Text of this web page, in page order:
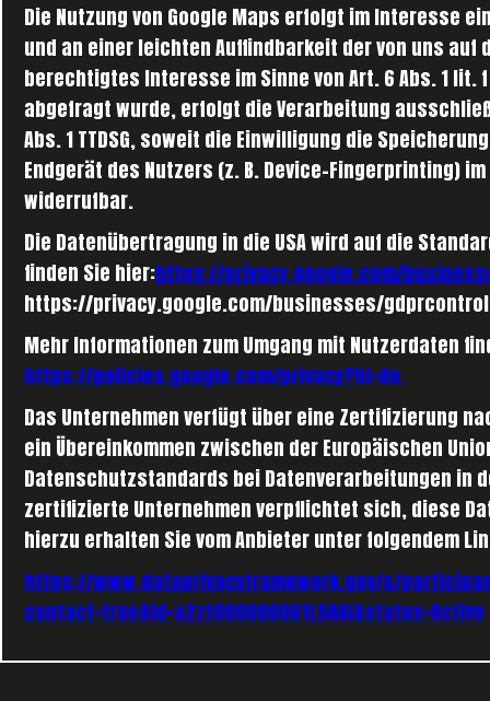
Die Nutzung von Google Maps erfolgt im Interesse
und an einer leichten Auffindbarkeit der von uns
berechtigtes Interesse im Sinne von Art. 6 Abs. 1 lit.
abgefragt wurde, erfolgt die Verarbeitung
Abs. 1 TTDSG, soweit die Einwilligung die
Endgerät des Nutzers (z. B. Device-Fingerprinting)
widerrufbar.
Die Datenübertragung in die USA wird auf die
finden Sie hier:https://privacy.google.com/
https://privacy.google.com/businesses/
Mehr Informationen zum Umgang mit Nutzerdaten
https://policies.google.com/privacy?hl=de.
Das Unternehmen verfügt über eine Zertifizierung
ein Übereinkommen zwischen der Europäischen
Datenschutzstandards bei Datenverarbeitungen in
zertifizierte Unternehmen verpflichtet sich, diese
hierzu erhalten Sie vom Anbieter unter folgendem
https://www.dataprivacyframework.gov/s/
contact=true&id=a2zt000000001L5AAI&status=Active